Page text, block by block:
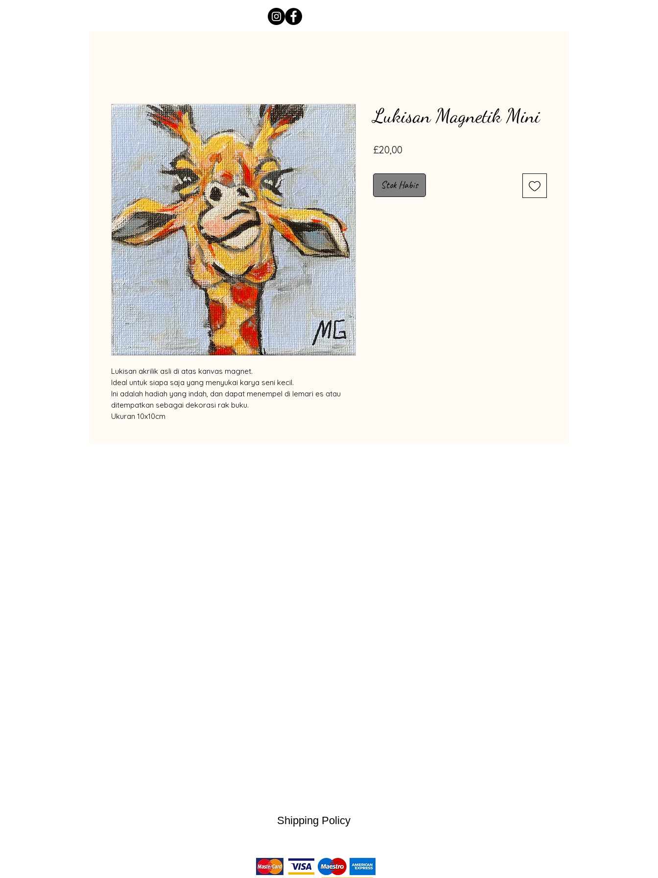
Lukisan akrilik asli di atas kanvas magnet.
Ideal untuk siapa saja yang menyukai karya seni kecil.
Ini adalah hadiah yang indah, dan dapat menempel di lemari es atau
ditempatkan sebagai dekorasi rak buku.
Ukuran 10x10cm
Lukisan Magnetik Mini
£20,00
Stok Habis
Shipping Policy